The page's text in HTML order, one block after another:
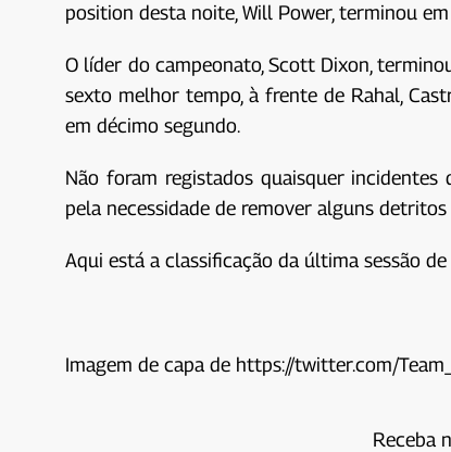
position desta noite, Will Power, terminou
O líder do campeonato, Scott Dixon,
sexto melhor tempo, à frente de Rahal,
em décimo segundo.
Não foram registados quaisquer
pela necessidade de remover alguns detritos
Aqui está a classificação da última sessão
Imagem de capa de https://twitter.com/
Receba